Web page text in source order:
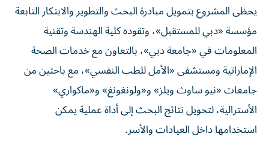
يحظى المشروع بتمويل مبادرة البحث والتطوير والابتكار التابعة
مؤسسة «دبي للمستقبل»، وتقوده كلية الهندسة وتقنية
المعلومات في «جامعة دبي»، بالتعاون مع خدمات الصحة
الإماراتية ومستشفى «الأمل للطب النفسي»، مع باحثين من
جامعات «نيو ساوث ويلز» و«ولونغونغ» و«ماكواري»
الأسترالية، لتحويل نتائج البحث إلى أداة عملية يمكن
استخدامها داخل العيادات والأسر.